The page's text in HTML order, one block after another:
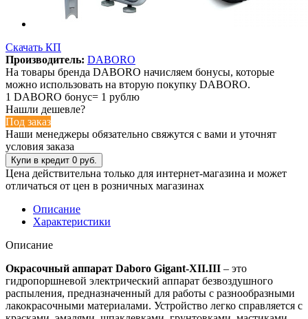
Скачать КП
Производитель: DABORO
На товары бренда DABORO начисляем бонусы, которые
можно использовать на вторую покупку DABORO.
1 DABORO бонус= 1 рублю
Нашли дешевле?
Под заказ
Наши менеджеры обязательно свяжутся с вами и уточнят
условия заказа
Цена действительна только для интернет-магазина и может
отличаться от цен в розничных магазинах
Описание
Характеристики
Описание
Окрасочный аппарат Daboro Gigant-XII.III – это
гидропоршневой электрический аппарат безвоздушного
распыления, предназначенный для работы с разнообразными
лакокрасочными материалами. Устройство легко справляется с